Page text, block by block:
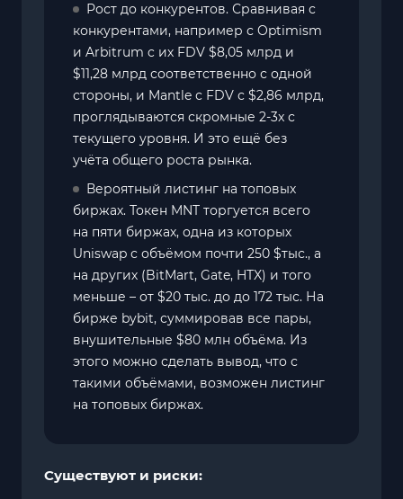
Рост до конкурентов. Сравнивая с
конкурентами, например с Optimism
и Arbitrum c их FDV $8,05 млрд и
$11,28 млрд соответственно с одной
стороны, и Mantle с FDV с $2,86 млрд,
проглядываются скромные 2-3x с
текущего уровня. И это ещё без
учёта общего роста рынка.
Вероятный листинг на топовых
биржах. Токен MNT торгуется всего
на пяти биржах, одна из которых
Uniswap с объёмом почти 250 $тыс., а
на других (BitMart, Gate, HTX) и того
меньше – от $20 тыс. до до 172 тыс. На
бирже bybit, суммировав все пары,
внушительные $80 млн объёма. Из
этого можно сделать вывод, что с
такими объёмами, возможен листинг
на топовых биржах.
Существуют и риски: